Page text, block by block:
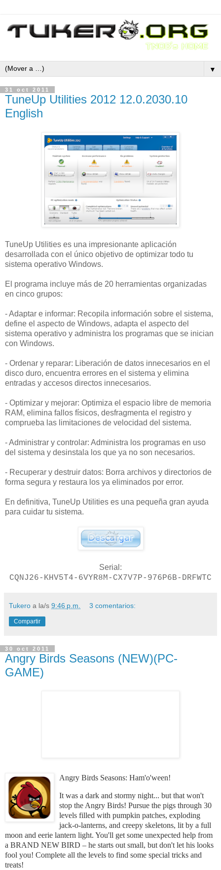
▼
31 oct 2011
TuneUp Utilities 2012 12.0.2030.10
English
TuneUp Utilities es una impresionante aplicación
desarrollada con el único objetivo de optimizar todo tu
sistema operativo Windows.
El programa incluye más de 20 herramientas organizadas
en cinco grupos:
- Adaptar e informar: Recopila información sobre el sistema,
define el aspecto de Windows, adapta el aspecto del
sistema operativo y administra los programas que se inician
con Windows.
- Ordenar y reparar: Liberación de datos innecesarios en el
disco duro, encuentra errores en el sistema y elimina
entradas y accesos directos innecesarios.
- Optimizar y mejorar: Optimiza el espacio libre de memoria
RAM, elimina fallos físicos, desfragmenta el registro y
comprueba las limitaciones de velocidad del sistema.
- Administrar y controlar: Administra los programas en uso
del sistema y desinstala los que ya no son necesarios.
- Recuperar y destruir datos: Borra archivos y directorios de
forma segura y restaura los ya eliminados por error.
En definitiva, TuneUp Utilities es una pequeña gran ayuda
para cuidar tu sistema.
Serial:
CQNJ26-KHV5T4-6VYR8M-CX7V7P-976P6B-DRFWTC
Tukero a la/s 9:46 p.m. 3 comentarios:
Compartir
30 oct 2011
Angry Birds Seasons (NEW)(PC-
GAME)
Angry Birds Seasons: Ham'o'ween!
It was a dark and stormy night... but that won't
stop the Angry Birds! Pursue the pigs through 30
levels filled with pumpkin patches, exploding
jack-o-lanterns, and creepy skeletons, lit by a full
moon and eerie lantern light. You'll get some unexpected help from
a BRAND NEW BIRD – he starts out small, but don't let his looks
fool you! Complete all the levels to find some special tricks and
treats!